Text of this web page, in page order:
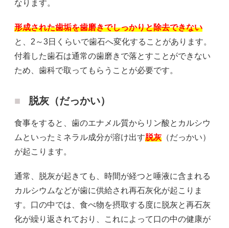
なります。
形成された歯垢を歯磨きでしっかりと除去できない
と、2～3日くらいで歯石へ変化することがあります。
付着した歯石は通常の歯磨きで落とすことができない
ため、歯科で取ってもらうことが必要です。
脱灰（だっかい）
食事をすると、歯のエナメル質からリン酸とカルシウ
ムといったミネラル成分が溶け出す脱灰 （だっかい）
が起こります。
通常、脱灰が起きても、時間が経つと唾液に含まれる
カルシウムなどが歯に供給され再石灰化が起こりま
す。口の中では、食べ物を摂取する度に脱灰と再石灰
化が繰り返されており、これによって口の中の健康が